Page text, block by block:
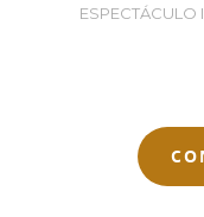
ESPECTÁCULO